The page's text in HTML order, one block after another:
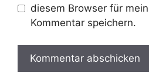
diesem Browser für
Kommentar speichern.